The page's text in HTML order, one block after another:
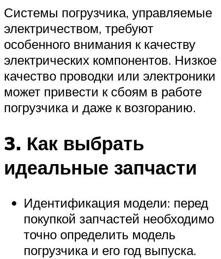
Системы погрузчика, управляемые
электричеством, требуют
особенного внимания к качеству
электрических компонентов. Низкое
качество проводки или электроники
может привести к сбоям в работе
погрузчика и даже к возгоранию.
3. Как выбрать
идеальные запчасти
Идентификация модели: перед
покупкой запчастей необходимо
точно определить модель
погрузчика и его год выпуска.